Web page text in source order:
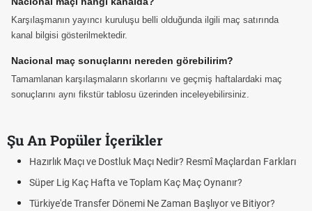
Karşılaşmanın yayıncı kuruluşu belli olduğunda ilgili maç satırında
kanal bilgisi gösterilmektedir.
Nacional maç sonuçlarını nereden görebilirim?
Tamamlanan karşılaşmaların skorlarını ve geçmiş haftalardaki maç
sonuçlarını aynı fikstür tablosu üzerinden inceleyebilirsiniz.
Şu An Popüler İçerikler
Hazırlık Maçı ve Dostluk Maçı Nedir? Resmî Maçlardan Farkları
Süper Lig Kaç Hafta ve Toplam Kaç Maç Oynanır?
Türkiye'de Transfer Dönemi Ne Zaman Başlıyor ve Bitiyor?